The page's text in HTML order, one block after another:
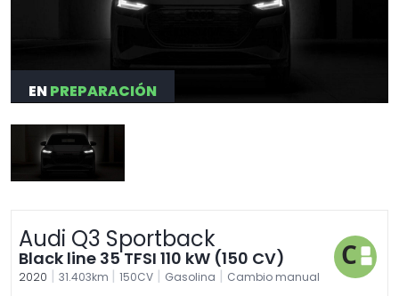
ENPREPARACIÓN
Audi Q3 Sportback
Black line 35 TFSI 110 kW (150 CV)
2020 | 31.403km | 150CV | Gasolina | Cambio manual